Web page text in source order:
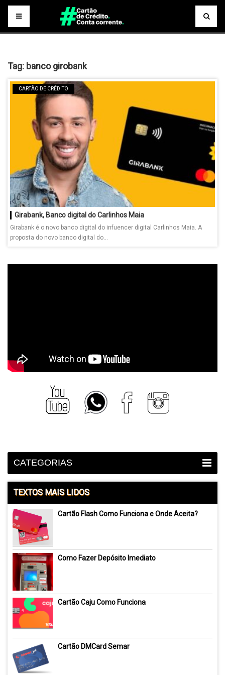
Tag: banco girobank
CARTÃO DE CRÉDITO
Girabank, Banco digital do Carlinhos Maia
Girabank é o novo banco digital do infuencer digital Carlinhos Maia. A
proposta do novo banco digital do...
CATEGORIAS
TEXTOS MAIS LIDOS
Cartão Flash Como Funciona e Onde Aceita?
Como Fazer Depósito Imediato
Cartão Caju Como Funciona
Cartão DMCard Semar